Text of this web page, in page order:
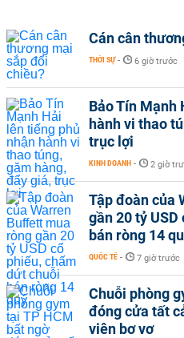
Cán cân
THỜI SỰ - 6 giờ trước
Bảo Tín Mạnh
hành vi thao
trục lợi
KINH DOANH - 2 giờ
Tập đoàn của
gần 20 tỷ
bán ròng 14
QUỐC TẾ - 7 giờ trước
Chuỗi phòng
đóng cửa tất
viên bơ vơ